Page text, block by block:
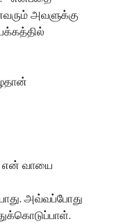
அவளுக்கு
என் வாயை
அவ்வப்போது